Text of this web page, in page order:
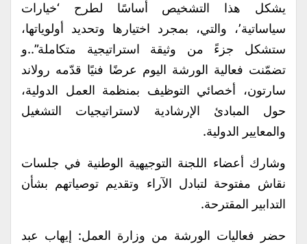
يشكل هذا التشخيص أساسًا لطرح ‘خيارات
سياساتية’، والتي، بمجرد اختيارها وتحديد أولوياتها،
ستشكل جزءً من وثيقة استراتيجية متكاملة”..و
تضمّنت فعالية الورشة اليوم عرضًا فنيًا قدّمه رولاند
سارتون، أخصائي التوظيف بمنظمة العمل الدولية،
حول المبادئ الإرشادية لاستراتيجيات التشغيل
والمعايير الدولية.
وشارك أعضاء اللجنة التوجيهية الوطنية في جلسات
نقاش مفتوحة لتبادل الآراء وتقديم توصياتهم بشأن
التدابير المقترحة.
حضر فعاليات الورشة من وزارة العمل: إيهاب عبد